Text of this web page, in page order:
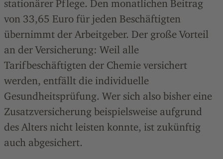
stationärer Pflege. Den monatlichen Beitrag
von 33,65 Euro für jeden Beschäftigten
übernimmt der Arbeitgeber. Der große Vorteil
an der Versicherung: Weil alle
Tarifbeschäftigten der Chemie versichert
werden, entfällt die individuelle
Gesundheitsprüfung. Wer sich also bisher eine
Zusatzversicherung beispielsweise aufgrund
des Alters nicht leisten konnte, ist zukünftig
auch abgesichert.